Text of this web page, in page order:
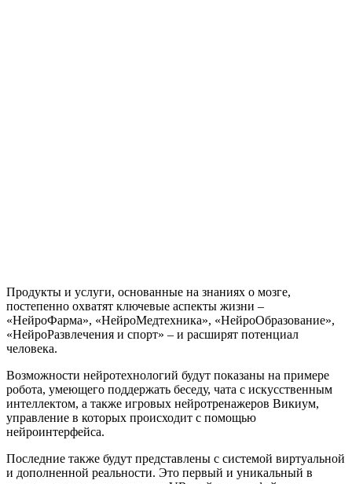
Продукты и услуги, основанные на знаниях о мозге,
постепенно охватят ключевые аспекты жизни –
«НейроФарма», «НейроМедтехника», «НейроОбразование»,
«НейроРазвлечения и спорт» – и расширят потенциал
человека.
Возможности нейротехнологий будут показаны на примере
робота, умеющего поддержать беседу, чата с искусственным
интеллектом, а также игровых нейротренажеров Викиум,
управление в которых происходит с помощью
нейроинтерфейса.
Последние также будут представлены с системой виртуальной
и дополненной реальности. Это первый и уникальный в